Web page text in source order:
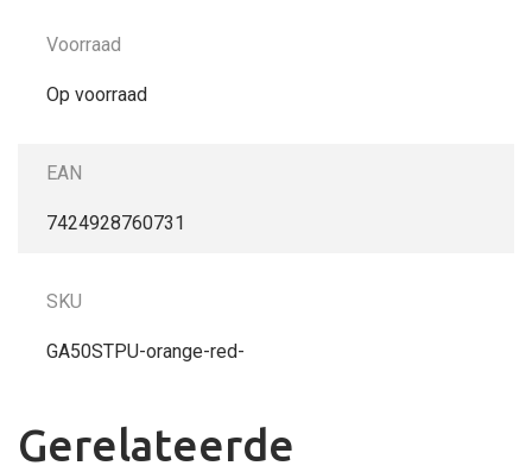
Voorraad
Op voorraad
EAN
7424928760731
SKU
GA50STPU-orange-red-
Gerelateerde